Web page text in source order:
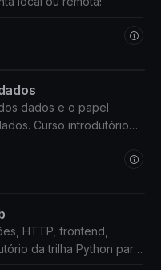
dados e o papel
Curso introdutório
HTTP, frontend,
da trilha Python para